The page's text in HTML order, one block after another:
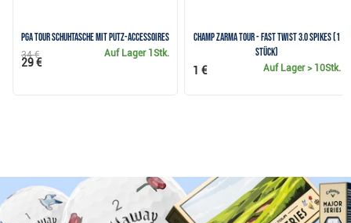
PGA TOUR Schuhtasche mit Putz-Accessoires
Auf Lager 1Stk.
34 €
29 €
Champ Zarma Tour - Fast Twist 3.0 Spikes (1
Stück)
Auf Lager> 10Stk.
1 €